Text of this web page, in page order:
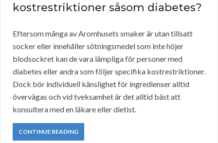
kostrestriktioner såsom diabetes?
Eftersom många av Aromhusets smaker är utan tillsatt
socker eller innehåller sötningsmedel som inte höjer
blodsockret kan de vara lämpliga för personer med
diabetes eller andra som följer specifika kostrestriktioner.
Dock bör individuell känslighet för ingredienser alltid
övervägas och vid tveksamhet är det alltid bäst att
konsultera med en läkare eller dietist.
CONTINUE READING